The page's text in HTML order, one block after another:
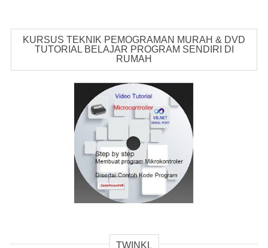
KURSUS TEKNIK PEMOGRAMAN MURAH & DVD
TUTORIAL BELAJAR PROGRAM SENDIRI DI
RUMAH
TWINKL